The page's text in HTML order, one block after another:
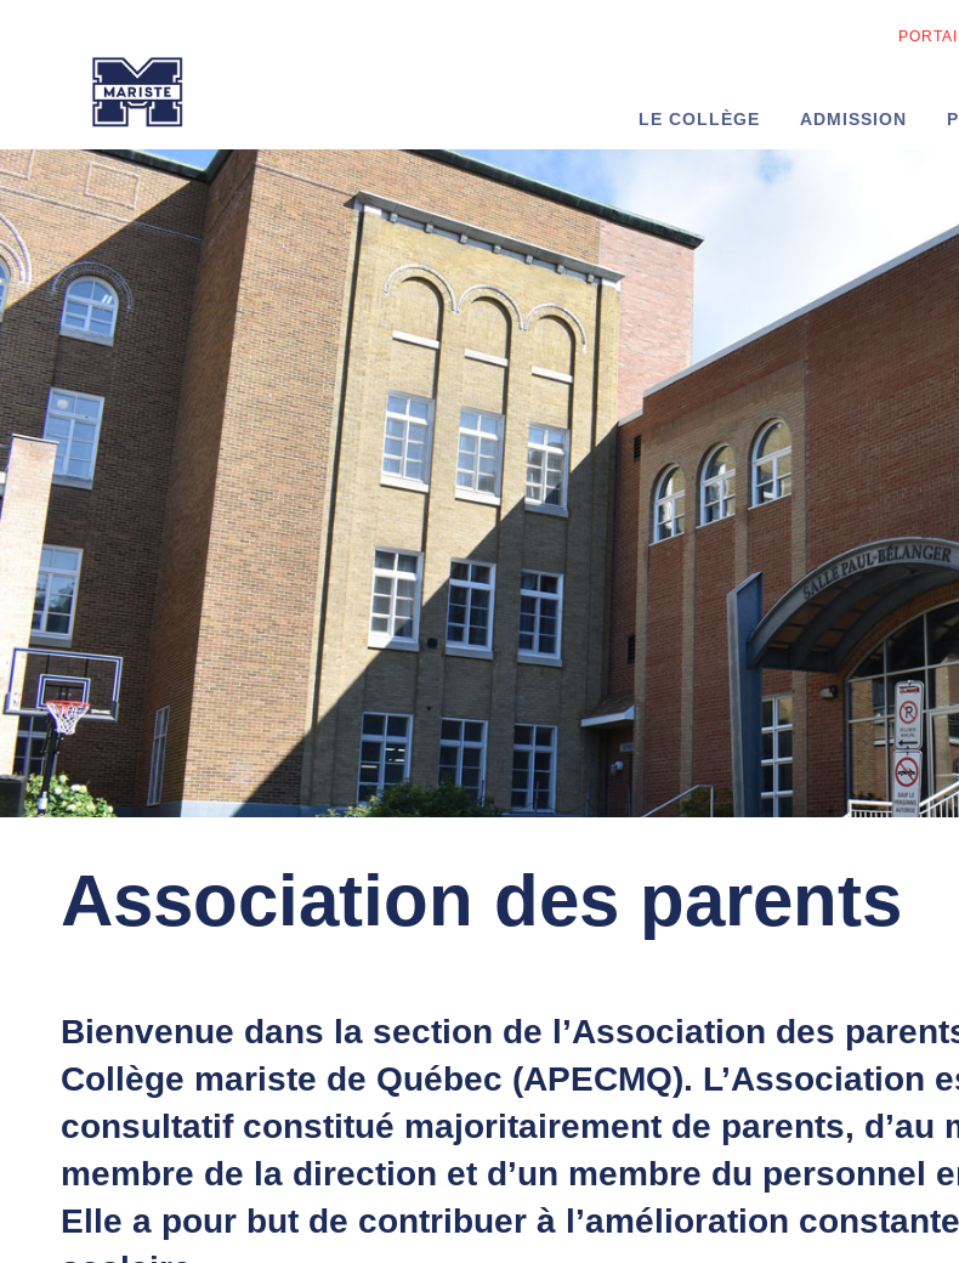
LE COLLÈGE ADMISSION
Association des parents
Bienvenue dans la section de l’Association des
Collège mariste de Québec (APECMQ). L’Association
consultatif constitué majoritairement de parents, d’au
membre de la direction et d’un membre du personnel
Elle a pour but de contribuer à l’amélioration